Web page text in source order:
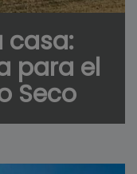
casa:
para el
Seco